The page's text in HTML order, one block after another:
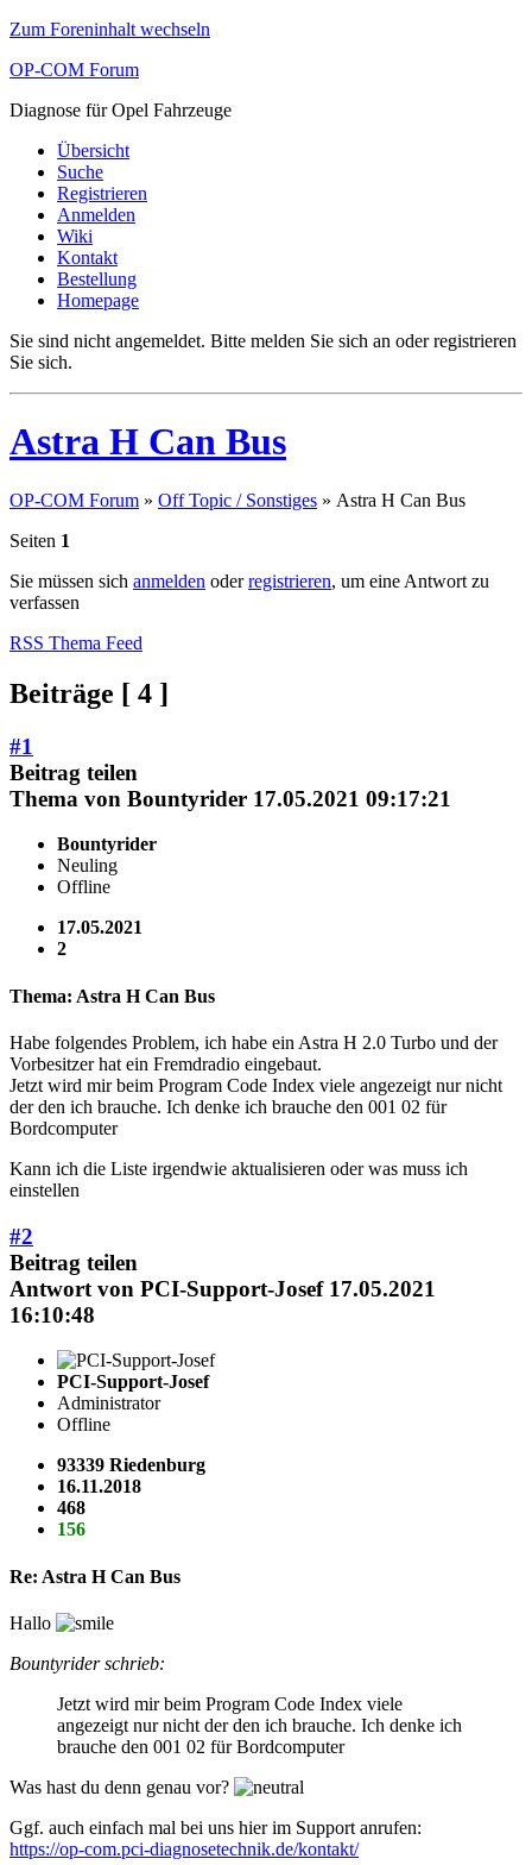
Zum Foreninhalt wechseln
OP-COM Forum
Diagnose für Opel Fahrzeuge
Übersicht
Suche
Registrieren
Anmelden
Wiki
Kontakt
Bestellung
Homepage
Sie sind nicht angemeldet. Bitte melden Sie sich an oder registrieren
Sie sich.
Astra H Can Bus
OP-COM Forum » Off Topic / Sonstiges » Astra H Can Bus
Seiten 1
Sie müssen sich anmelden oderregistrieren, um eine Antwort zu
verfassen
RSS Thema Feed
Beiträge [ 4 ]
#1
Beitrag teilen
Thema von Bountyrider 17.05.2021 09:17:21
Bountyrider
Neuling
Offline
17.05.2021
2
Thema: Astra H Can Bus
Habe folgendes Problem, ich habe ein Astra H 2.0 Turbo und der
Vorbesitzer hat ein Fremdradio eingebaut.
Jetzt wird mir beim Program Code Index viele angezeigt nur nicht
der den ich brauche. Ich denke ich brauche den 001 02 für
Bordcomputer
Kann ich die Liste irgendwie aktualisieren oder was muss ich
einstellen
#2
Beitrag teilen
Antwort von PCI-Support-Josef 17.05.2021
16:10:48
PCI-Support-Josef
Administrator
Offline
93339 Riedenburg
16.11.2018
468
156
Re: Astra H Can Bus
Hallo
Bountyrider schrieb:
Jetzt wird mir beim Program Code Index viele
angezeigt nur nicht der den ich brauche. Ich denke ich
brauche den 001 02 für Bordcomputer
Was hast du denn genau vor?
Ggf. auch einfach mal bei uns hier im Support anrufen:
https://op-com.pci-diagnosetechnik.de/kontakt/